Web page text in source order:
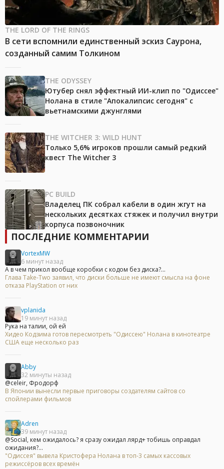
THE LORD OF THE RINGS
В сети вспомнили единственный эскиз Саурона,
созданный самим Толкином
THE ODYSSEY
Ютубер снял эффектный ИИ-клип по "Одиссее"
Нолана в стиле "Апокалипсис сегодня" с
вьетнамскими джунглями
THE WITCHER 3: WILD HUNT
Только 5,6% игроков прошли самый редкий
квест The Witcher 3
PC BUILD
Владелец ПК собрал кабели в один жгут на
нескольких десятках стяжек и получил внутри
корпуса позвоночник
ПОСЛЕДНИЕ КОММЕНТАРИИ
VortexMW
6 минут назад
А в чем прикол вообще коробки с кодом без диска?...
Глава Take-Two заявил, что диски больше не имеют смысла на фоне
отказа PlayStation от них
vplanida
19 минут назад
Рука на талии, ой ей
Хидео Кодзима готов пересмотреть "Одиссею" Нолана в кинотеатре
США еще несколько раз
Abby
32 минуты назад
@celeir, Фродорф
В Японии вынесли первые приговоры создателям сайтов со
спойлерами фильмов
Adren
39 минут назад
@Social, кем ожидалось? я сразу ожидал лярд+ тобишь оправдал
ожидания?...
"Одиссея" вывела Кристофера Нолана в топ-3 самых кассовых
режиссёров всех времён